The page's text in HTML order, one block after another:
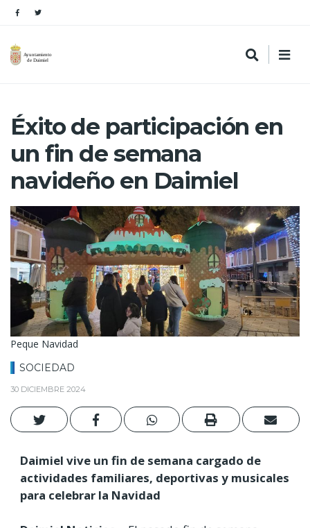
Éxito de participación en
un fin de semana
navideño en Daimiel
Peque Navidad
SOCIEDAD
30 DICIEMBRE 2024
Daimiel vive un fin de semana cargado de
actividades familiares, deportivas y musicales
para celebrar la Navidad